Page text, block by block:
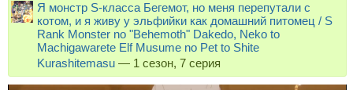
Я монстр S-класса Бегемот, но меня перепутали с
котом, и я живу у эльфийки как домашний питомец / S
Rank Monster no "Behemoth" Dakedo, Neko to
Machigawarete Elf Musume no Pet to Shite
Kurashitemasu — 1 сезон, 7 серия